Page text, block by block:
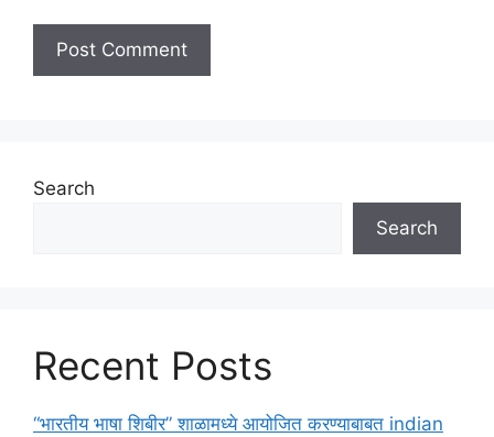
Search
Search
Recent Posts
“भारतीय भाषा शिबीर” शाळामध्ये आयोजित करण्याबाबत indian